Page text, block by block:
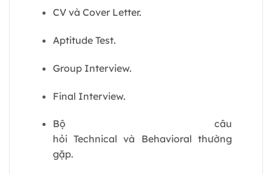
CV và Cover Letter.
Aptitude Test.
Group Interview.
Final Interview.
Bộ câu
hỏi Technical và Behavioral thường
gặp.